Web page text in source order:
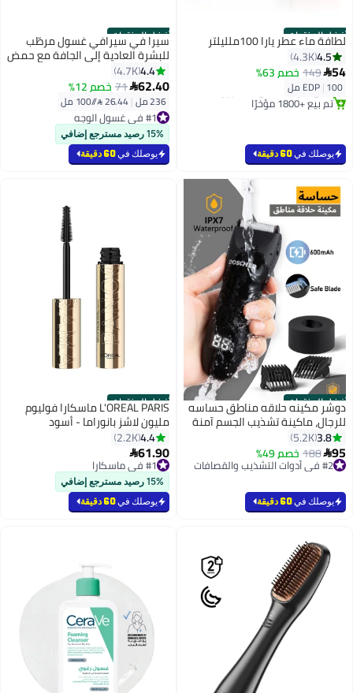
أفضل المنتجات
لطافة ماء عطر يارا 100ملليلتر
4.5
4.3K
54
149 خصم 63%
EDP|100 مل
#2 في عطر
توصيل مجاني
باقي 7 وحدات في المخزون
تم بيع +1800 مؤخرًا
#2 في عطر
يوصلك في60 دقيقة
أفضل المنتجات
سيرا في سيرافي غسول مرطّب
للبشرة العادية إلى الجافة مع حمض
الهيالورونيك ٢٣٦مل 236ملليلتر
4.4
4.7K
62.40
71 خصم 12%
236 مل | #1 في غسول الوجه
بتخلّص بسرعة
تم بيع +2400 مؤخرًا
#1 في غسول الوجه
15% رصيد مسترجع إضافي
يوصلك في60 دقيقة
أفضل المنتجات
دوشر مكينه حلاقه مناطق حساسه
للرجال، ماكينة تشذيب الجسم آمنة
قابلة لإعادة الشحن للاستخدام
الجاف/الرطب
3.8
5.2K
95
188 خصم 49% #2 في أدوات التشذيب والقصافات
بتخلّص بسرعة
#2 في أدوات التشذيب والقصافات
يوصلك في60 دقيقة
أفضل المنتجات L'OREAL PARIS ماسكارا فوليوم
مليون لاشز بانوراما - أسود
4.4
2.2K
61.90
#1 في ماسكارا
بتخلّص بسرعة
تم بيع +1500 مؤخرًا
#1 في ماسكارا
15% رصيد مسترجع إضافي
يوصلك في60 دقيقة